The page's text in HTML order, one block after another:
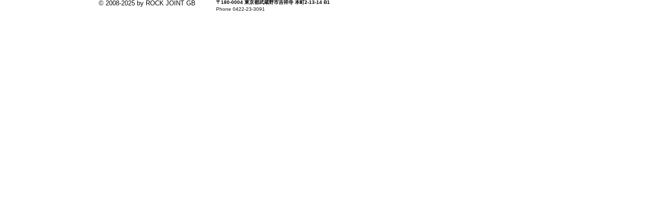
© 2008-2025 by ROCK JOINT GB
〒180-0004 東京都武蔵野市吉祥寺 本町2-13-14 B1
Phone 0422-23-3091